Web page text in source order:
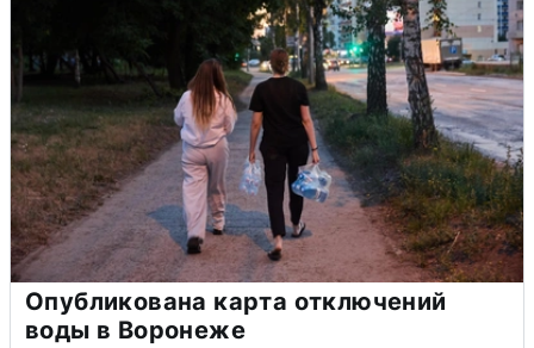
Опубликована карта отключений
воды в Воронеже